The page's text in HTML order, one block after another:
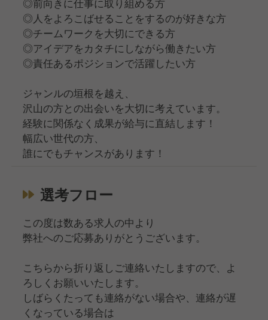
◎前向きに仕事に取り組める方
◎人をよろこばせることをするのが好きな方
◎チームワークを大切にできる方
◎アイデアをカタチにしながら働きたい方
◎責任あるポジションで活躍したい方
ジャンルの垣根を越え、
沢山の方との出会いを大切に考えています。
経験に関係なく成果が給与に直結します！
幅広い世代の方、
誰にでもチャンスがあります！
選考フロー
この度は数ある求人の中より
弊社へのご応募ありがとうございます。
こちらから折り返しご連絡いたしますので、よ
ろしくお願いいたします。
しばらくたっても連絡がない場合や、連絡が遅
くなっている場合は